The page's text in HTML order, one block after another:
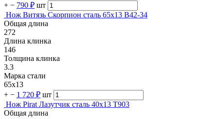
+ − 790 ₽ шт
Нож Витязь Скорпион сталь 65х13 B42-34
Общая длина
272
Длина клинка
146
Толщина клинка
3.3
Марка стали
65х13
+ − 1 720 ₽ шт
Нож Pirat Лазутчик сталь 40х13 T903
Общая длина